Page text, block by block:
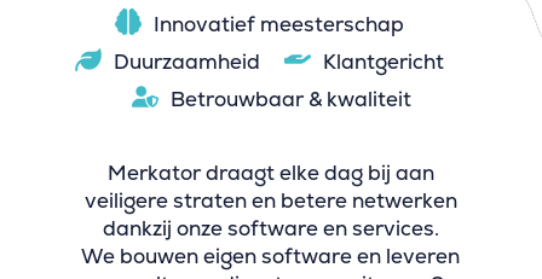
Innovatief meesterschap
Duurzaamheid
Klantgericht
Betrouwbaar & kwaliteit
Merkator draagt elke dag bij aan
veiligere straten en betere netwerken
dankzij onze software en services.
We bouwen eigen software en leveren